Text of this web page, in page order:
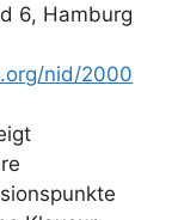
6, Hamburg
nid/2000